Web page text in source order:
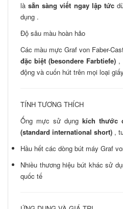
làsẵn sàng viết ngay lập tức
dụng .
Độ sâu màu hoàn hảo
Các màu mực Graf von Faber-
đặc biệt (besondere Farbtiefe),
động và cuốn hút trên mọi loại
TÍNH TƯƠNG THÍCH
Ống mực sử dụng kích thước
(standard international short) ,
Hầu hết các dòng bút máy Graf
Nhiều thương hiệu bút khác sử
quốc tế